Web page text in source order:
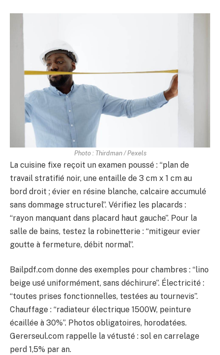
Photo : Thirdman / Pexels
La cuisine fixe reçoit un examen poussé : “plan de
travail stratifié noir, une entaille de 3 cm x 1 cm au
bord droit ; évier en résine blanche, calcaire accumulé
sans dommage structurel”. Vérifiez les placards :
“rayon manquant dans placard haut gauche”. Pour la
salle de bains, testez la robinetterie : “mitigeur evier
goutte à fermeture, débit normal”.
Bailpdf.com donne des exemples pour chambres : “lino
beige usé uniformément, sans déchirure”. Électricité :
“toutes prises fonctionnelles, testées au tournevis”.
Chauffage : “radiateur électrique 1500W, peinture
écaillée à 30%”. Photos obligatoires, horodatées.
Gererseul.com rappelle la vétusté : sol en carrelage
perd 1,5% par an.